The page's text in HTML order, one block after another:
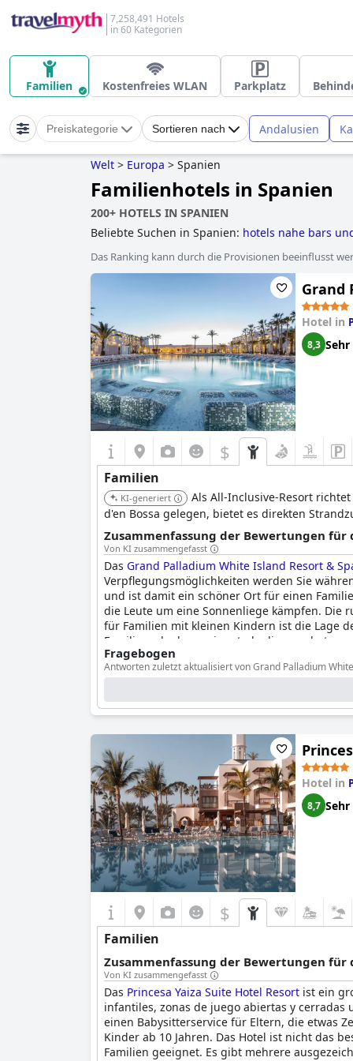
7,258,491 Hotels
in 60 Kategorien
Familien Kostenfreies WLAN Parkplatz
Preiskategorie Sortieren nach Andalusien
Welt > Europa > Spanien
Familienhotels in Spanien
200+ HOTELS IN SPANIEN
Beliebte Suchen in Spanien: hotels nahe bars
familienhotels,luxushotels,kleine hotels,hotels
Das Ranking kann durch die Provisionen beeinflusst
Grand
Hotel in
8,3
$
Familien
KI-generiert
Als All-Inclusive-Resort
d'en Bossa gelegen, bietet es direkten
Zusammenfassung der Bewertungen
Von KI zusammengefasst
Das Grand Palladium White Island Resort &
Verpflegungsmöglichkeiten werden Sie
und ist damit ein schöner Ort für einen
die Leute um eine Sonnenliege kämpfen. Die
für Familien mit kleinen Kindern ist die Lage
Familienurlaube geeignet, da die
Menschen aller Nationalitäten bietet. Das
Tatsache, dass es sich um ein
Fragebogen
Antworten zuletzt aktualisiert von Grand Palladium
Familienfreundliche Zimmertypen:
Familienzimmer. Nummer:430
Details zu den Babybetten: Höchstalter: 5 Kosten:
Hotel in
8,7
$
Familien
Zusammenfassung der Bewertungen
Von KI zusammengefasst
Das Princesa Yaiza Suite Hotel Resort ist ein
infantiles, zonas de juego abiertas y
einen Babysitterservice für Eltern, die etwas
Kinder ab 10 Jahren. Das Hotel ist nicht das
Familien geeignet. Es gibt mehrere